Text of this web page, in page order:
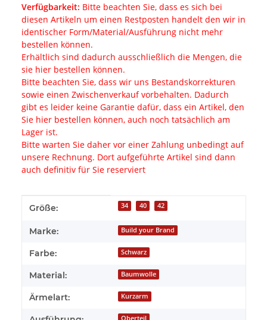
Verfügbarkeit: Bitte beachten Sie, dass es sich bei
diesen Artikeln um einen Restposten handelt den wir in
identischer Form/Material/Ausführung nicht mehr
bestellen können.
Erhältlich sind dadurch ausschließlich die Mengen, die
sie hier bestellen können.
Bitte beachten Sie, dass wir uns Bestandskorrekturen
sowie einen Zwischenverkauf vorbehalten. Dadurch
gibt es leider keine Garantie dafür, dass ein Artikel, den
Sie hier bestellen können, auch noch tatsächlich am
Lager ist.
Bitte warten Sie daher vor einer Zahlung unbedingt auf
unsere Rechnung. Dort aufgeführte Artikel sind dann
auch definitiv für Sie reserviert
Produkteigenschaft
Wert
Größe: 34 40 42
Marke: Build your Brand
Farbe: Schwarz
Material: Baumwolle
Ärmelart: Kurzarm
Oberteil